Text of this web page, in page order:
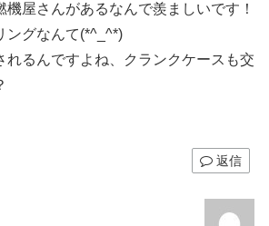
機屋さんがあるなんで羨ましいです！
ングなんて(*^_^*)
れるんですよね、クランクケースも交
返信